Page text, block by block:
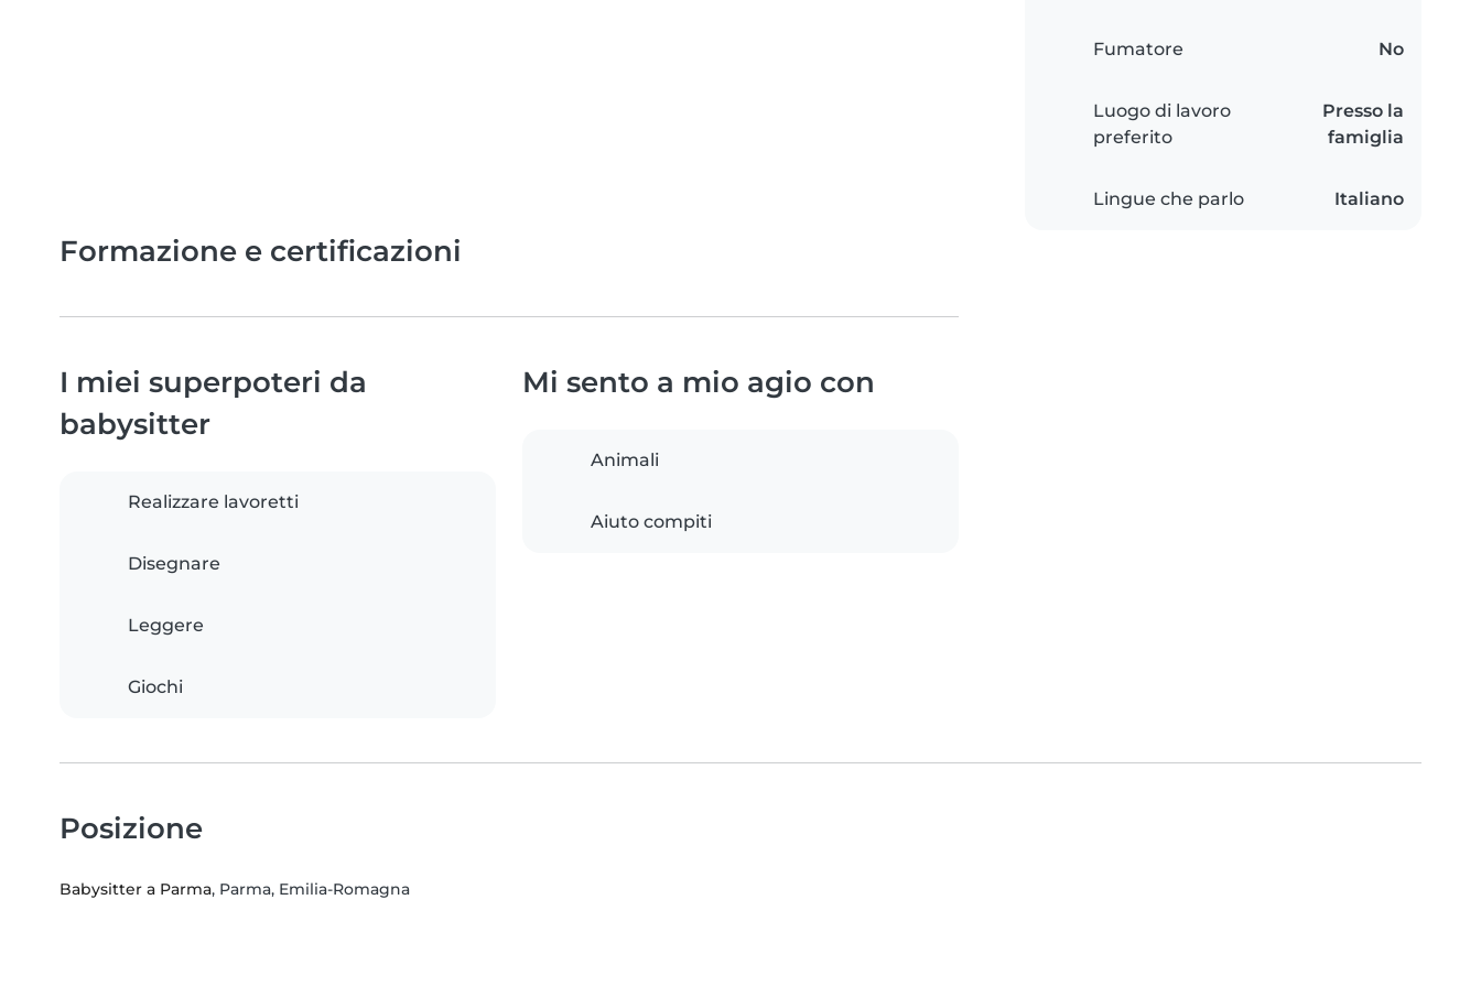
Fumatore No
Luogo di lavoro
preferito
Presso la
famiglia
Lingue che parlo Italiano
Formazione e certificazioni
I miei superpoteri da
babysitter
Realizzare lavoretti
Disegnare
Leggere
Giochi
Mi sento a mio agio con
Animali
Aiuto compiti
Posizione
Babysitter a Parma, Parma, Emilia-Romagna